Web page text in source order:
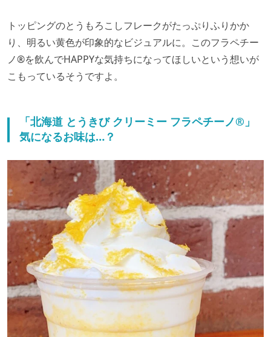
トッピングのとうもろこしフレークがたっぷりふりかか
り、明るい黄色が印象的なビジュアルに。このフラペチー
ノ®を飲んでHAPPYな気持ちになってほしいという想いが
こもっているそうですよ。⁡
「北海道 とうきび クリーミー フラペチーノ®」
気になるお味は…？